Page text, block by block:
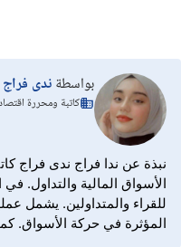
بواسطةندى فراج
كاتبة ومحررة
الأسواق المالية والتداول.
المؤثرة في حركة الأسواق.